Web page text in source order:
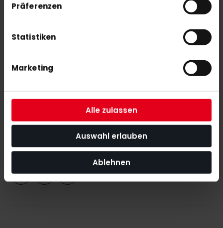
Präferenzen
Statistiken
Marketing
Alle zulassen
Auswahl erlauben
Ablehnen
Mit unserem Newsletter seid ihr immer auf den neuesten Stand
was News, Tipps und Rabattaktionen rund um unseren Shop